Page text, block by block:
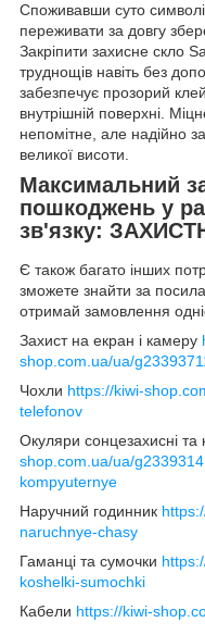
Споживавши суто
переживати за довгу
Закріпити захисне скло
труднощів навіть без
забезпечує прозорий
внутрішній поверхні.
непомітне, але надійно
великої висоти.
Максимальний
пошкоджень у
зв'язку:
Є також багато інших
зможете знайти за
отримай замовлення
Захист на екран і камеру
shop.com.ua/ua/
Чохли https://kiwi-
telefonov
Окуляри сонцезахисні та
shop.com.ua/ua/
kompyuternye
Наручний годинник
naruchnye-chasy
Гаманці та сумочки
koshelki-sumochki
Кабели https://kiwi-